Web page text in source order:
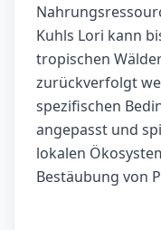
Kuhls Lori kann
tropischen
zurückverfolgt
spezifischen
angepasst und
lokalen
Bestäubung von